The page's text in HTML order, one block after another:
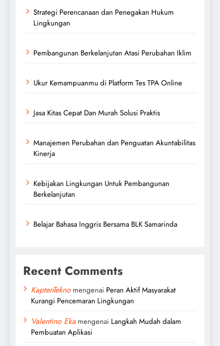
Strategi Perencanaan dan Penegakan Hukum
Lingkungan
Pembangunan Berkelanjutan Atasi Perubahan Iklim
Ukur Kemampuanmu di Platform Tes TPA Online
Jasa Kitas Cepat Dan Murah Solusi Praktis
Manajemen Perubahan dan Penguatan Akuntabilitas
Kinerja
Kebijakan Lingkungan Untuk Pembangunan
Berkelanjutan
Belajar Bahasa Inggris Bersama BLK Samarinda
Recent Comments
KaptenTeknomengenai Peran Aktif Masyarakat
Kurangi Pencemaran Lingkungan
Valentino Eka mengenai Langkah Mudah dalam
Pembuatan Aplikasi